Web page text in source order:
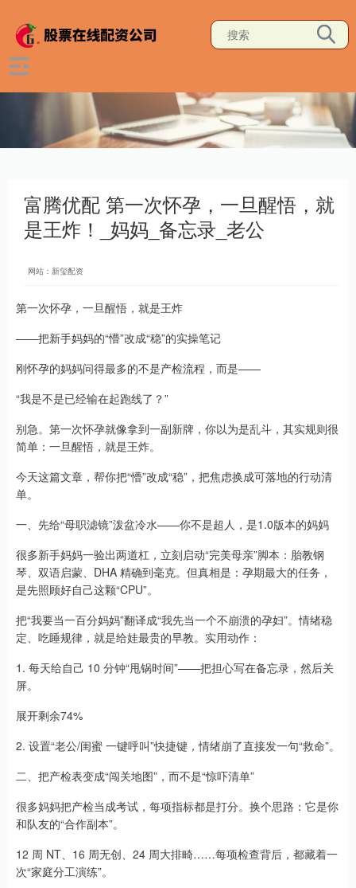
富腾优配 第一次怀孕，一旦醒悟，就
是王炸！_妈妈_备忘录_老公
网站：新玺配资
第一次怀孕，一旦醒悟，就是王炸
——把新手妈妈的“懵”改成“稳”的实操笔记
刚怀孕的妈妈问得最多的不是产检流程，而是——
“我是不是已经输在起跑线了？”
别急。第一次怀孕就像拿到一副新牌，你以为是乱斗，其实规则很
简单：一旦醒悟，就是王炸。
今天这篇文章，帮你把“懵”改成“稳”，把焦虑换成可落地的行动清
单。
一、先给“母职滤镜”泼盆冷水——你不是超人，是1.0版本的妈妈
很多新手妈妈一验出两道杠，立刻启动“完美母亲”脚本：胎教钢
琴、双语启蒙、DHA 精确到毫克。但真相是：孕期最大的任务，
是先照顾好自己这颗“CPU”。
把“我要当一百分妈妈”翻译成“我先当一个不崩溃的孕妇”。情绪稳
定、吃睡规律，就是给娃最贵的早教。实用动作：
1. 每天给自己 10 分钟“甩锅时间”——把担心写在备忘录，然后关
屏。
展开剩余74%
2. 设置“老公/闺蜜 一键呼叫”快捷键，情绪崩了直接发一句“救命”。
二、把产检表变成“闯关地图”，而不是“惊吓清单”
很多妈妈把产检当成考试，每项指标都是打分。换个思路：它是你
和队友的“合作副本”。
12 周 NT、16 周无创、24 周大排畸……每项检查背后，都藏着一
次“家庭分工演练”。